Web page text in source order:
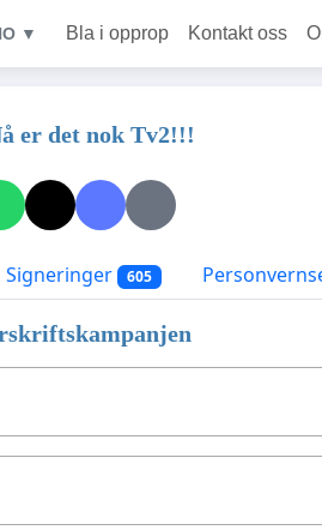
▼ Bla i opprop Kontakt oss
er det nok Tv2!!!
Signeringer 605